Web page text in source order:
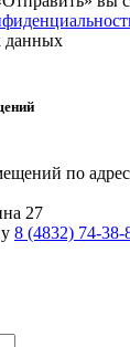
данных
по
27
8 (4832) 74-38-